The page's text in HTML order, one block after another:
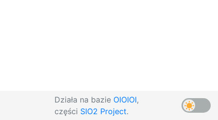
Działa na bazie OIOIOI,
części SIO2 Project.